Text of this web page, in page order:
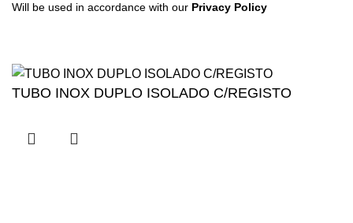
Will be used in accordance with our Privacy Policy
TUBO INOX DUPLO ISOLADO C/REGISTO